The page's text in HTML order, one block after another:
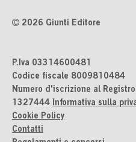
2026 Giunti Editore
P.Iva 03314600481
Codice fiscale 8009810484
Numero d'iscrizione al
1327444 Informativa sulla
Cookie Policy
Contatti